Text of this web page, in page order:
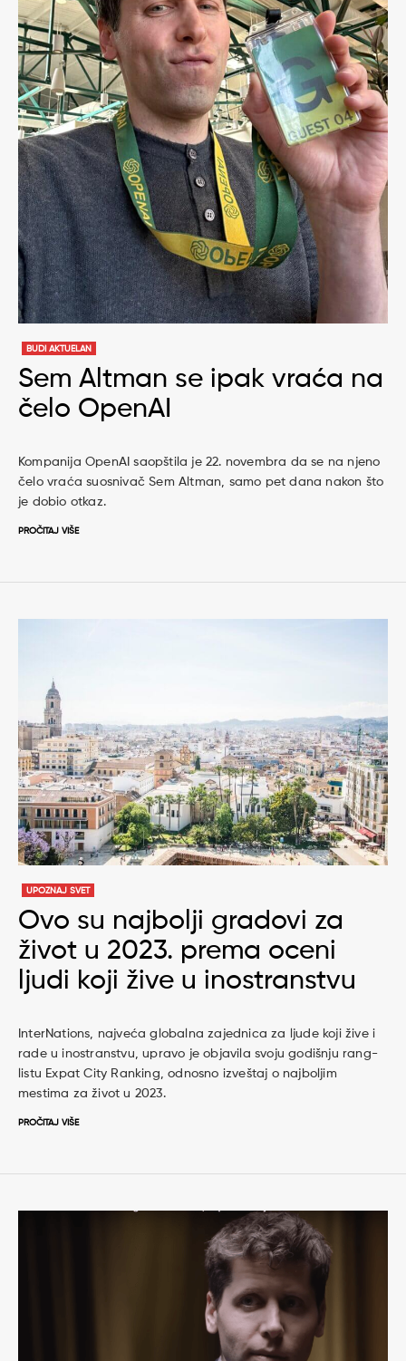
BUDI AKTUELAN
Sem Altman se ipak vraća na
čelo OpenAI
Kompanija OpenAI saopštila je 22. novembra da se na njeno
čelo vraća suosnivač Sem Altman, samo pet dana nakon što
je dobio otkaz.
PROČITAJ VIŠE
UPOZNAJ SVET
Ovo su najbolji gradovi za
život u 2023. prema oceni
ljudi koji žive u inostranstvu
InterNations, najveća globalna zajednica za ljude koji žive i
rade u inostranstvu, upravo je objavila svoju godišnju rang-
listu Expat City Ranking, odnosno izveštaj o najboljim
mestima za život u 2023.
PROČITAJ VIŠE